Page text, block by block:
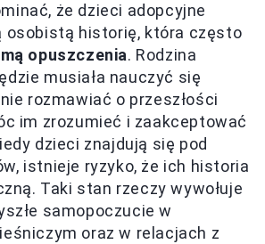
że dzieci adopcyjne
osobistą historię, która często
opuszczenia. Rodzina
musiała nauczyć się
rozmawiać o przeszłości
im zrozumieć i zaakceptować
dzieci znajdują się pod
istnieje ryzyko, że ich historia
Taki stan rzeczy wywołuje
samopoczucie w
oraz w relacjach z